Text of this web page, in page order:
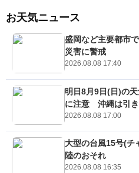
お天気ニュース
盛岡など主要都市
災害に警戒
2026.08.08 17:40
明日8月9日(日)の
に注意 沖縄は引
2026.08.08 17:00
大型の台風15号(
陸のおそれ
2026.08.08 16:35